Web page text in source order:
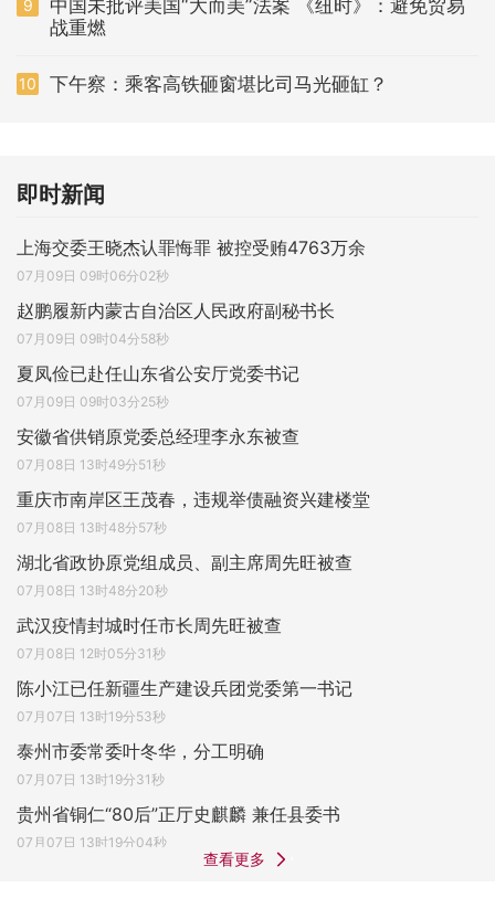
9
中国未批评美国“大而美”法案 《纽时》：避免贸易
战重燃
10 下午察：乘客高铁砸窗堪比司马光砸缸？
即时新闻
上海交委王晓杰认罪悔罪 被控受贿4763万余
07月09日 09时06分02秒
赵鹏履新内蒙古自治区人民政府副秘书长
07月09日 09时04分58秒
夏凤俭已赴任山东省公安厅党委书记
07月09日 09时03分25秒
安徽省供销原党委总经理李永东被查
07月08日 13时49分51秒
重庆市南岸区王茂春，违规举债融资兴建楼堂
07月08日 13时48分57秒
湖北省政协原党组成员、副主席周先旺被查
07月08日 13时48分20秒
武汉疫情封城时任市长周先旺被查
07月08日 12时05分31秒
陈小江已任新疆生产建设兵团党委第一书记
07月07日 13时19分53秒
泰州市委常委叶冬华，分工明确
07月07日 13时19分31秒
贵州省铜仁“80后”正厅史麒麟 兼任县委书
07月07日 13时19分04秒
查看更多